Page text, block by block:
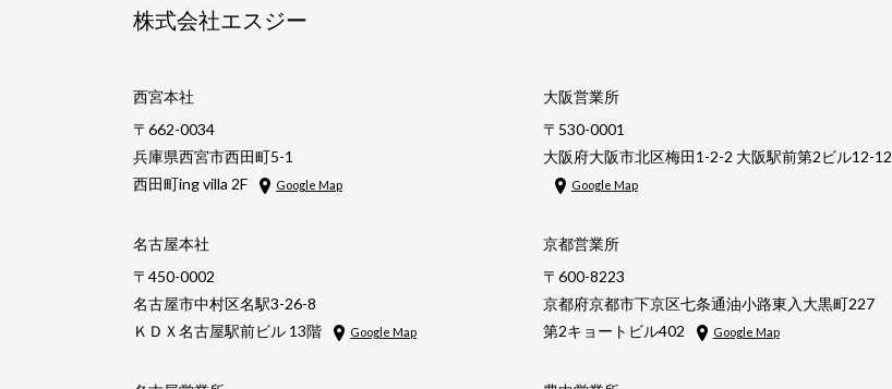
株式会社エスジー
西宮本社
〒662-0034
兵庫県西宮市西田町5-1
西田町ing villa 2F
Google Map
名古屋本社
〒450-0002
名古屋市中村区名駅3-26-8
ＫＤＸ名古屋駅前ビル 13階
Google Map
大阪営業所
〒530-0001
大阪府大阪市北区梅田1-2-2 大阪駅前第2ビル12-12
Google Map
京都営業所
〒600-8223
京都府京都市下京区七条通油小路東入大黒町227
第2キョートビル402
Google Map